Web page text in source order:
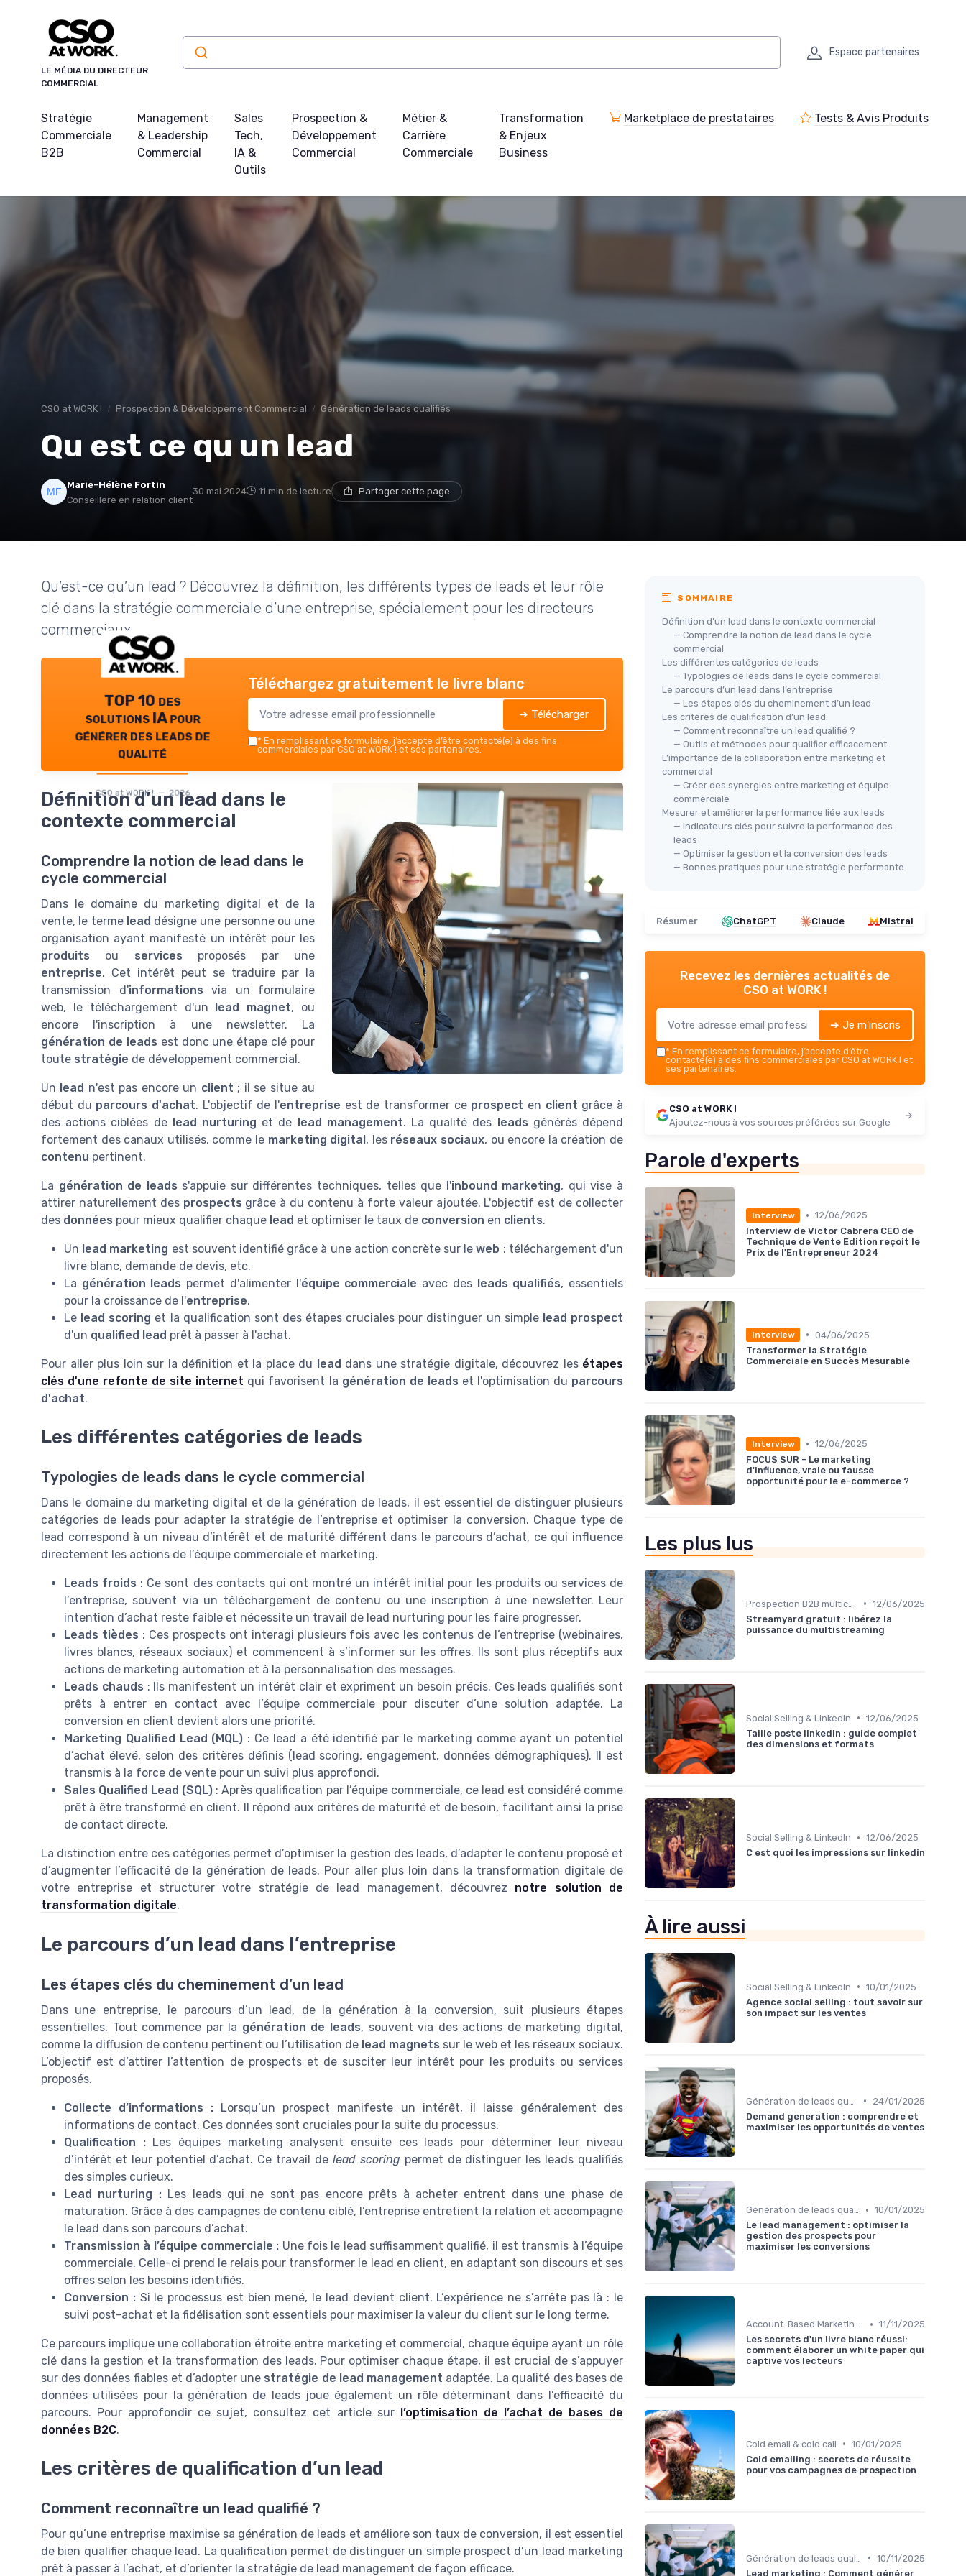
LE MÉDIA DU DIRECTEUR
COMMERCIAL
Espace partenaires
Stratégie
Commerciale
B2B
Management
& Leadership
Commercial
Sales
Tech,
IA &
Outils
Prospection &
Développement
Commercial
Métier &
Carrière
Commerciale
Transformation
& Enjeux
Business
Marketplace de prestataires Tests & Avis Produits
CSO at WORK ! Prospection & Développement Commercial Génération de leads qualifiés
Qu est ce qu un lead
Marie-Hélène Fortin
Conseillère en relation client
30 mai 2024 11 min de lecture Partager cette page
Qu’est-ce qu’un lead ? Découvrez la définition, les différents types de leads et leur rôle
clé dans la stratégie commerciale d’une entreprise, spécialement pour les directeurs
commerciaux.
TOP 10 des
solutions IA pour
générer des leads de
qualité
CSO at WORK ! — 2026
Téléchargez gratuitement le livre blanc
➔ Télécharger
* En remplissant ce formulaire, j’accepte d’être contacté(e) à des fins
commerciales par CSO at WORK ! et ses partenaires.
Définition d’un lead dans le
contexte commercial
Comprendre la notion de lead dans le
cycle commercial
Dans le domaine du marketing digital et de la
vente, le terme lead désigne une personne ou une
organisation ayant manifesté un intérêt pour les
produits ou services proposés par une
entreprise. Cet intérêt peut se traduire par la
transmission d'informations via un formulaire
web, le téléchargement d'un lead magnet, ou
encore l'inscription à une newsletter. La
génération de leads est donc une étape clé pour
toute stratégie de développement commercial.
Un lead n'est pas encore un client ; il se situe au
début du parcours d'achat. L'objectif de l'entreprise est de transformer ce prospect en client grâce à
des actions ciblées de lead nurturing et de lead management. La qualité des leads générés dépend
fortement des canaux utilisés, comme le marketing digital, les réseaux sociaux, ou encore la création de
contenu pertinent.
La génération de leads s'appuie sur différentes techniques, telles que l'inbound marketing, qui vise à
attirer naturellement des prospects grâce à du contenu à forte valeur ajoutée. L'objectif est de collecter
des données pour mieux qualifier chaque lead et optimiser le taux de conversion en clients.
Un lead marketing est souvent identifié grâce à une action concrète sur leweb : téléchargement d'un
livre blanc, demande de devis, etc.
La génération leads permet d'alimenter l'équipe commerciale avec des leads qualifiés, essentiels
pour la croissance de l'entreprise.
Le lead scoring et la qualification sont des étapes cruciales pour distinguer un simple lead prospect
d'un qualified lead prêt à passer à l'achat.
Pour aller plus loin sur la définition et la place du lead dans une stratégie digitale, découvrez les étapes
clés d'une refonte de site internet qui favorisent la génération de leads et l'optimisation du parcours
d'achat.
Les différentes catégories de leads
Typologies de leads dans le cycle commercial
Dans le domaine du marketing digital et de la génération de leads, il est essentiel de distinguer plusieurs
catégories de leads pour adapter la stratégie de l’entreprise et optimiser la conversion. Chaque type de
lead correspond à un niveau d’intérêt et de maturité différent dans le parcours d’achat, ce qui influence
directement les actions de l’équipe commerciale et marketing.
Leads froids : Ce sont des contacts qui ont montré un intérêt initial pour les produits ou services de
l’entreprise, souvent via un téléchargement de contenu ou une inscription à une newsletter. Leur
intention d’achat reste faible et nécessite un travail de lead nurturing pour les faire progresser.
Leads tièdes : Ces prospects ont interagi plusieurs fois avec les contenus de l’entreprise (webinaires,
livres blancs, réseaux sociaux) et commencent à s’informer sur les offres. Ils sont plus réceptifs aux
actions de marketing automation et à la personnalisation des messages.
Leads chauds : Ils manifestent un intérêt clair et expriment un besoin précis. Ces leads qualifiés sont
prêts à entrer en contact avec l’équipe commerciale pour discuter d’une solution adaptée. La
conversion en client devient alors une priorité.
Marketing Qualified Lead (MQL) : Ce lead a été identifié par le marketing comme ayant un potentiel
d’achat élevé, selon des critères définis (lead scoring, engagement, données démographiques). Il est
transmis à la force de vente pour un suivi plus approfondi.
Sales Qualified Lead (SQL) : Après qualification par l’équipe commerciale, ce lead est considéré comme
prêt à être transformé en client. Il répond aux critères de maturité et de besoin, facilitant ainsi la prise
de contact directe.
La distinction entre ces catégories permet d’optimiser la gestion des leads, d’adapter le contenu proposé et
d’augmenter l’efficacité de la génération de leads. Pour aller plus loin dans la transformation digitale de
votre entreprise et structurer votre stratégie de lead management, découvrez notre solution de
transformation digitale.
Le parcours d’un lead dans l’entreprise
Les étapes clés du cheminement d’un lead
Dans une entreprise, le parcours d’un lead, de la génération à la conversion, suit plusieurs étapes
essentielles. Tout commence par la génération de leads, souvent via des actions de marketing digital,
comme la diffusion de contenu pertinent ou l’utilisation de lead magnets sur le web et les réseaux sociaux.
L’objectif est d’attirer l’attention de prospects et de susciter leur intérêt pour les produits ou services
proposés.
Collecte d’informations : Lorsqu’un prospect manifeste un intérêt, il laisse généralement des
informations de contact. Ces données sont cruciales pour la suite du processus.
Qualification :Les équipes marketing analysent ensuite ces leads pour déterminer leur niveau
d’intérêt et leur potentiel d’achat. Ce travail de lead scoring permet de distinguer les leads qualifiés
des simples curieux.
Lead nurturing :Les leads qui ne sont pas encore prêts à acheter entrent dans une phase de
maturation. Grâce à des campagnes de contenu ciblé, l’entreprise entretient la relation et accompagne
le lead dans son parcours d’achat.
Transmission à l’équipe commerciale : Une fois le lead suffisamment qualifié, il est transmis à l’équipe
commerciale. Celle-ci prend le relais pour transformer le lead en client, en adaptant son discours et ses
offres selon les besoins identifiés.
Conversion :Si le processus est bien mené, le lead devient client. L’expérience ne s’arrête pas là : le
suivi post-achat et la fidélisation sont essentiels pour maximiser la valeur du client sur le long terme.
Ce parcours implique une collaboration étroite entre marketing et commercial, chaque équipe ayant un rôle
clé dans la gestion et la transformation des leads. Pour optimiser chaque étape, il est crucial de s’appuyer
sur des données fiables et d’adopter une stratégie de lead management adaptée. La qualité des bases de
données utilisées pour la génération de leads joue également un rôle déterminant dans l’efficacité du
parcours. Pour approfondir ce sujet, consultez cet article sur l’optimisation de l’achat de bases de
données B2C.
Les critères de qualification d’un lead
Comment reconnaître un lead qualifié ?
Pour qu’une entreprise maximise sa génération de leads et améliore son taux de conversion, il est essentiel
de bien qualifier chaque lead. La qualification permet de distinguer un simple prospect d’un lead marketing
prêt à passer à l’achat, et d’orienter la stratégie de lead management de façon efficace.
SOMMAIRE
Définition d’un lead dans le contexte commercial
— Comprendre la notion de lead dans le cycle
commercial
Les différentes catégories de leads
— Typologies de leads dans le cycle commercial
Le parcours d’un lead dans l’entreprise
— Les étapes clés du cheminement d’un lead
Les critères de qualification d’un lead
— Comment reconnaître un lead qualifié ?
— Outils et méthodes pour qualifier efficacement
L’importance de la collaboration entre marketing et
commercial
— Créer des synergies entre marketing et équipe
commerciale
Mesurer et améliorer la performance liée aux leads
— Indicateurs clés pour suivre la performance des
leads
— Optimiser la gestion et la conversion des leads
— Bonnes pratiques pour une stratégie performante
Résumer ChatGPT Claude Mistral
Recevez les dernières actualités de
CSO at WORK !
➔ Je m'inscris
* En remplissant ce formulaire, j’accepte d’être
contacté(e) à des fins commerciales par CSO at WORK ! et
ses partenaires.
CSO at WORK !
Ajoutez-nous à vos sources préférées sur Google
Parole d'experts
Interview • 12/06/2025
Interview de Victor Cabrera CEO de
Technique de Vente Edition reçoit le
Prix de l'Entrepreneur 2024
Interview • 04/06/2025
Transformer la Stratégie
Commerciale en Succès Mesurable
Interview • 12/06/2025
FOCUS SUR - Le marketing
d'influence, vraie ou fausse
opportunité pour le e-commerce ?
Les plus lus
• 12/06/2025
Streamyard gratuit : libérez la
puissance du multistreaming
Social Selling & LinkedIn • 12/06/2025
Taille poste linkedin : guide complet
des dimensions et formats
Social Selling & LinkedIn • 12/06/2025
C est quoi les impressions sur linkedin
À lire aussi
Social Selling & LinkedIn • 10/01/2025
Agence social selling : tout savoir sur
son impact sur les ventes
•
24/01/2025
Demand generation : comprendre et
maximiser les opportunités de ventes
Génération de leads qualifiés • 10/01/2025
Le lead management : optimiser la
gestion des prospects pour
maximiser les conversions
Account-Based Marketing (ABM) • 11/11/2025
Les secrets d'un livre blanc réussi:
comment élaborer un white paper qui
captive vos lecteurs
Cold email & cold call • 10/01/2025
Cold emailing : secrets de réussite
pour vos campagnes de prospection
• 10/11/2025
Lead marketing : Comment générer